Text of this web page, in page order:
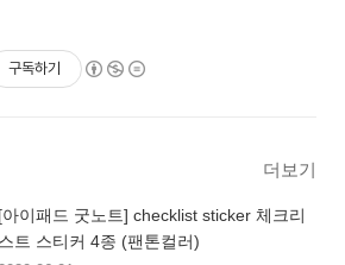
구독하기
더보기
[아이패드 굿노트] checklist sticker 체크리
스트 스티커 4종 (팬톤컬러)